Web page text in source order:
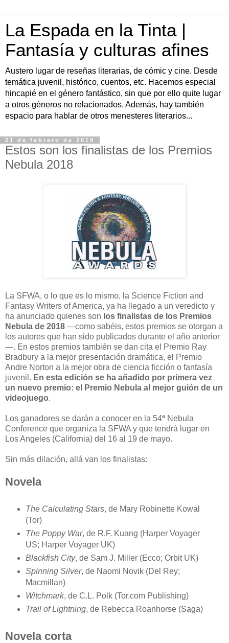
La Espada en la Tinta |
Fantasía y culturas afines
Austero lugar de reseñas literarias, de cómic y cine. Desde
temática juvenil, histórico, cuentos, etc. Hacemos especial
hincapié en el género fantástico, sin que por ello quite lugar
a otros géneros no relacionados. Además, hay también
espacio para hablar de otros menesteres literarios...
21 de febrero de 2019
Estos son los finalistas de los Premios
Nebula 2018
La SFWA, o lo que es lo mismo, la Science Fiction and
Fantasy Writers of America, ya ha llegado a un veredicto y
ha anunciado quienes son los finalistas de los Premios
Nebula de 2018 —como sabéis, estos premios se otorgan a
los autores que han sido publicados durante el año anterior
—. En estos premios también se dan cita el Premio Ray
Bradbury a la mejor presentación dramática, el Premio
Andre Norton a la mejor obra de ciencia ficción o fantasía
juvenil. En esta edición se ha añadido por primera vez
un nuevo premio: el Premio Nebula al mejor guión de un
videojuego.
Los ganadores se darán a conocer en la 54ª Nebula
Conference que organiza la SFWA y que tendrá lugar en
Los Angeles (California) del 16 al 19 de mayo.
Sin más dilación, allá van los finalistas:
Novela
The Calculating Stars, de Mary Robinette Kowal
(Tor)
The Poppy War, de R.F. Kuang (Harper Voyager
US; Harper Voyager UK)
Blackfish City, de Sam J. Miller (Ecco; Orbit UK)
Spinning Silver, de Naomi Novik (Del Rey;
Macmillan)
Witchmark, de C.L. Polk (Tor.com Publishing)
Trail of Lightning, de Rebecca Roanhorse (Saga)
Novela corta